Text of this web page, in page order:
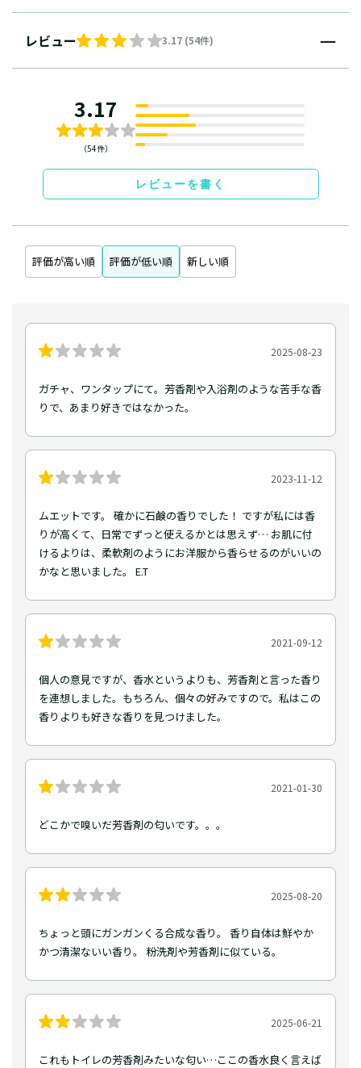
レビュー 3.17 (54件)
3.17
（54件）
レビューを書く
評価が高い順 評価が低い順 新しい順
2025-08-23
ガチャ、ワンタップにて。芳香剤や入浴剤のような苦手な香
りで、あまり好きではなかった。
2023-11-12
ムエットです。 確かに石鹸の香りでした！ ですが私には香
りが高くて、日常でずっと使えるかとは思えず… お肌に付
けるよりは、柔軟剤のようにお洋服から香らせるのがいいの
かなと思いました。 E.T
2021-09-12
個人の意見ですが、香水というよりも、芳香剤と言った香り
を連想しました。もちろん、個々の好みですので。私はこの
香りよりも好きな香りを見つけました。
2021-01-30
どこかで嗅いだ芳香剤の匂いです。。。
2025-08-20
ちょっと頭にガンガンくる合成な香り。 香り自体は鮮やか
かつ清潔ないい香り。 粉洗剤や芳香剤に似ている。
2025-06-21
これもトイレの芳香剤みたいな匂い…ここの香水良く言えば